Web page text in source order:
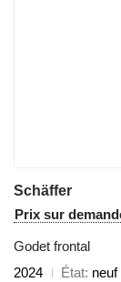
Schäffer
Prix sur
Godet frontal
2024
État neuf